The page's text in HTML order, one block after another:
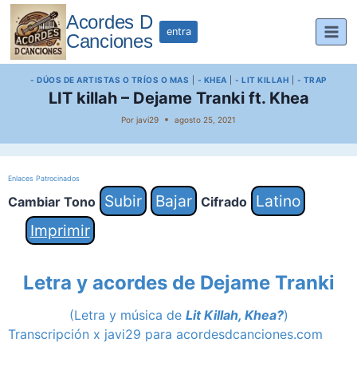
Saltar
contenido
Acordes D
Canciones
entra
- DÚOS DE ARTISTAS O TRÍOS O MAS - KHEA |- LIT KILLAH - TRAP
LIT killah – Dejame Tranki ft. Khea
Por javi29 agosto 25, 2021
Enlaces Patrocinados
Cambiar Tono Subir Bajar Cifrado
Latino
Imprimir
Letra y acordes de Dejame Tranki
(Letra y música de Lit Killah, Khea?)
Transcripción x javi29 para acordesdcanciones.com